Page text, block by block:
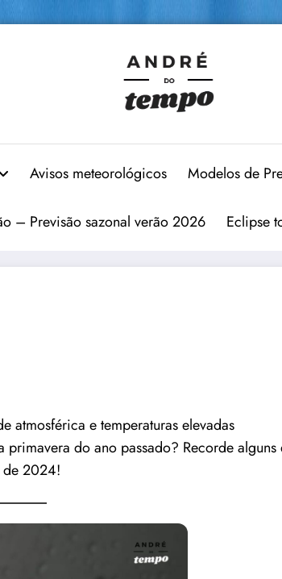
Avisos meteorológicos Modelos de
– Previsão sazonal verão 2026 Eclipse
e temperaturas elevadas
primavera do ano passado? Recorde alguns
de 2024!